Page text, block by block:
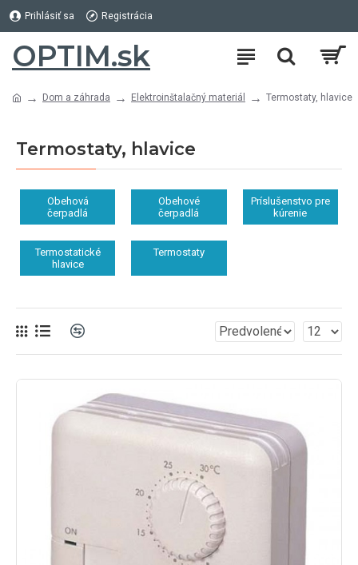
Prihlásiť sa Registrácia
OPTIM.sk
Dom a záhrada Elektroinštalačný materiál Termostaty, hlavice
Termostaty, hlavice
Obehová
čerpadlá
Obehové
čerpadlá
Príslušenstvo pre
kúrenie
Termostatické
hlavice
Termostaty